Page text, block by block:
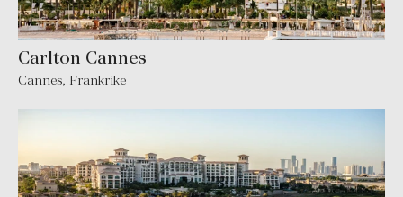
Carlton Cannes
Cannes, Frankrike